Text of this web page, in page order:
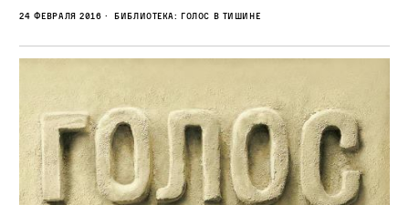
24 февраля 2016 Библиотека: Голос в тишине